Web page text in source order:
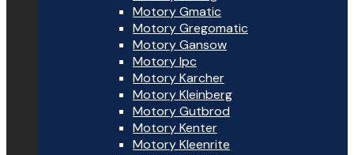
Motory Gmatic
Motory Gregomatic
Motory Gansow
Motory Ipc
Motory Karcher
Motory Kleinberg
Motory Gutbrod
Motory Kenter
Motory Kleenrite